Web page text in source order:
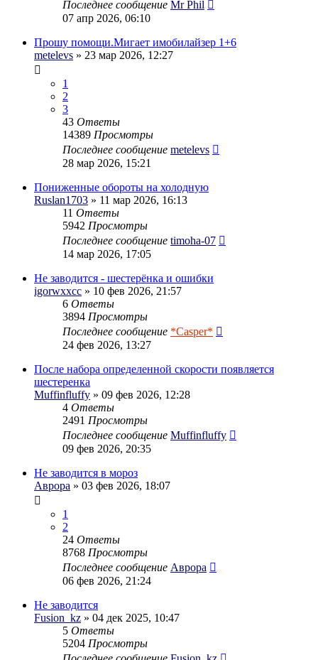
Последнее сообщение Mr Phil
07 апр 2026, 06:10
Прошу помощи.Мигает имобилайзер 1+6
metelevs » 23 мар 2026, 12:27
1
2
3
43 Ответы
14389 Просмотры
Последнее сообщение metelevs
28 мар 2026, 15:21
Пониженные обороты на холодную
Ruslan1703 » 11 мар 2026, 16:13
11 Ответы
5942 Просмотры
Последнее сообщение timoha-07
14 мар 2026, 17:05
Не заводится - шестерёнка и ошибки
igorwxxcc » 10 фев 2026, 21:57
6 Ответы
3894 Просмотры
Последнее сообщение *Casper*
24 фев 2026, 13:27
После набора определенной скорости появляется
шестеренка
Muffinfluffy » 09 фев 2026, 12:28
4 Ответы
2491 Просмотры
Последнее сообщение Muffinfluffy
09 фев 2026, 20:35
Не заводится в мороз
Аврора » 03 фев 2026, 18:07
1
2
24 Ответы
8768 Просмотры
Последнее сообщение Аврора
06 фев 2026, 21:24
Не заводится
Fusion_kz » 04 дек 2025, 10:47
5 Ответы
5204 Просмотры